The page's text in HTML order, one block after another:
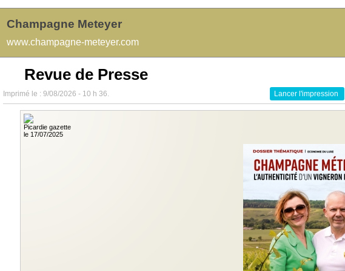
Champagne Meteyer
www.champagne-meteyer.com
Revue de Presse
Imprimé le : 9/08/2026 - 10 h 36. Lancer l'impression
Picardie gazette
le 17/07/2025